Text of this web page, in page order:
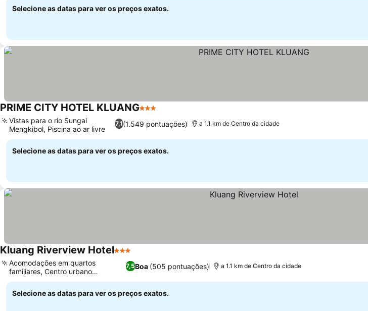
Selecione as datas para ver os preços exatos.
PRIME CITY HOTEL KLUANG3 Estrelas
7,1(1.549 pontuações)
Vistas para o rio Sungai
Mengkibol, Piscina ao ar livre
a 1.1 km de Centro da cidade
Selecione as datas para ver os preços exatos.
Kluang Riverview Hotel3 Estrelas
7,5Boa (505 pontuações)
Acomodações em quartos
familiares, Centro urbano
econômico
a 1.1 km de Centro da cidade
Selecione as datas para ver os preços exatos.